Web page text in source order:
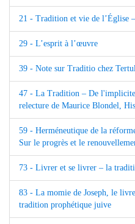
21 - Tradition et vie de l’Église
29 - L’esprit à l’œuvre
39 - Note sur Traditio chez
47 - La Tradition – De
relecture de Maurice Blondel,
59 - Herméneutique de la
Sur le progrès et le
73 - Livrer et se livrer – la
83 - La momie de Joseph, le
tradition prophétique juive